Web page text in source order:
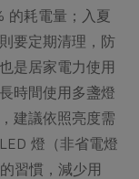
的耗電量；入夏
要定期清理，防
是居家電力使用
時間使用多盞燈
建議依照亮度需
燈（非省電燈
習慣，減少用